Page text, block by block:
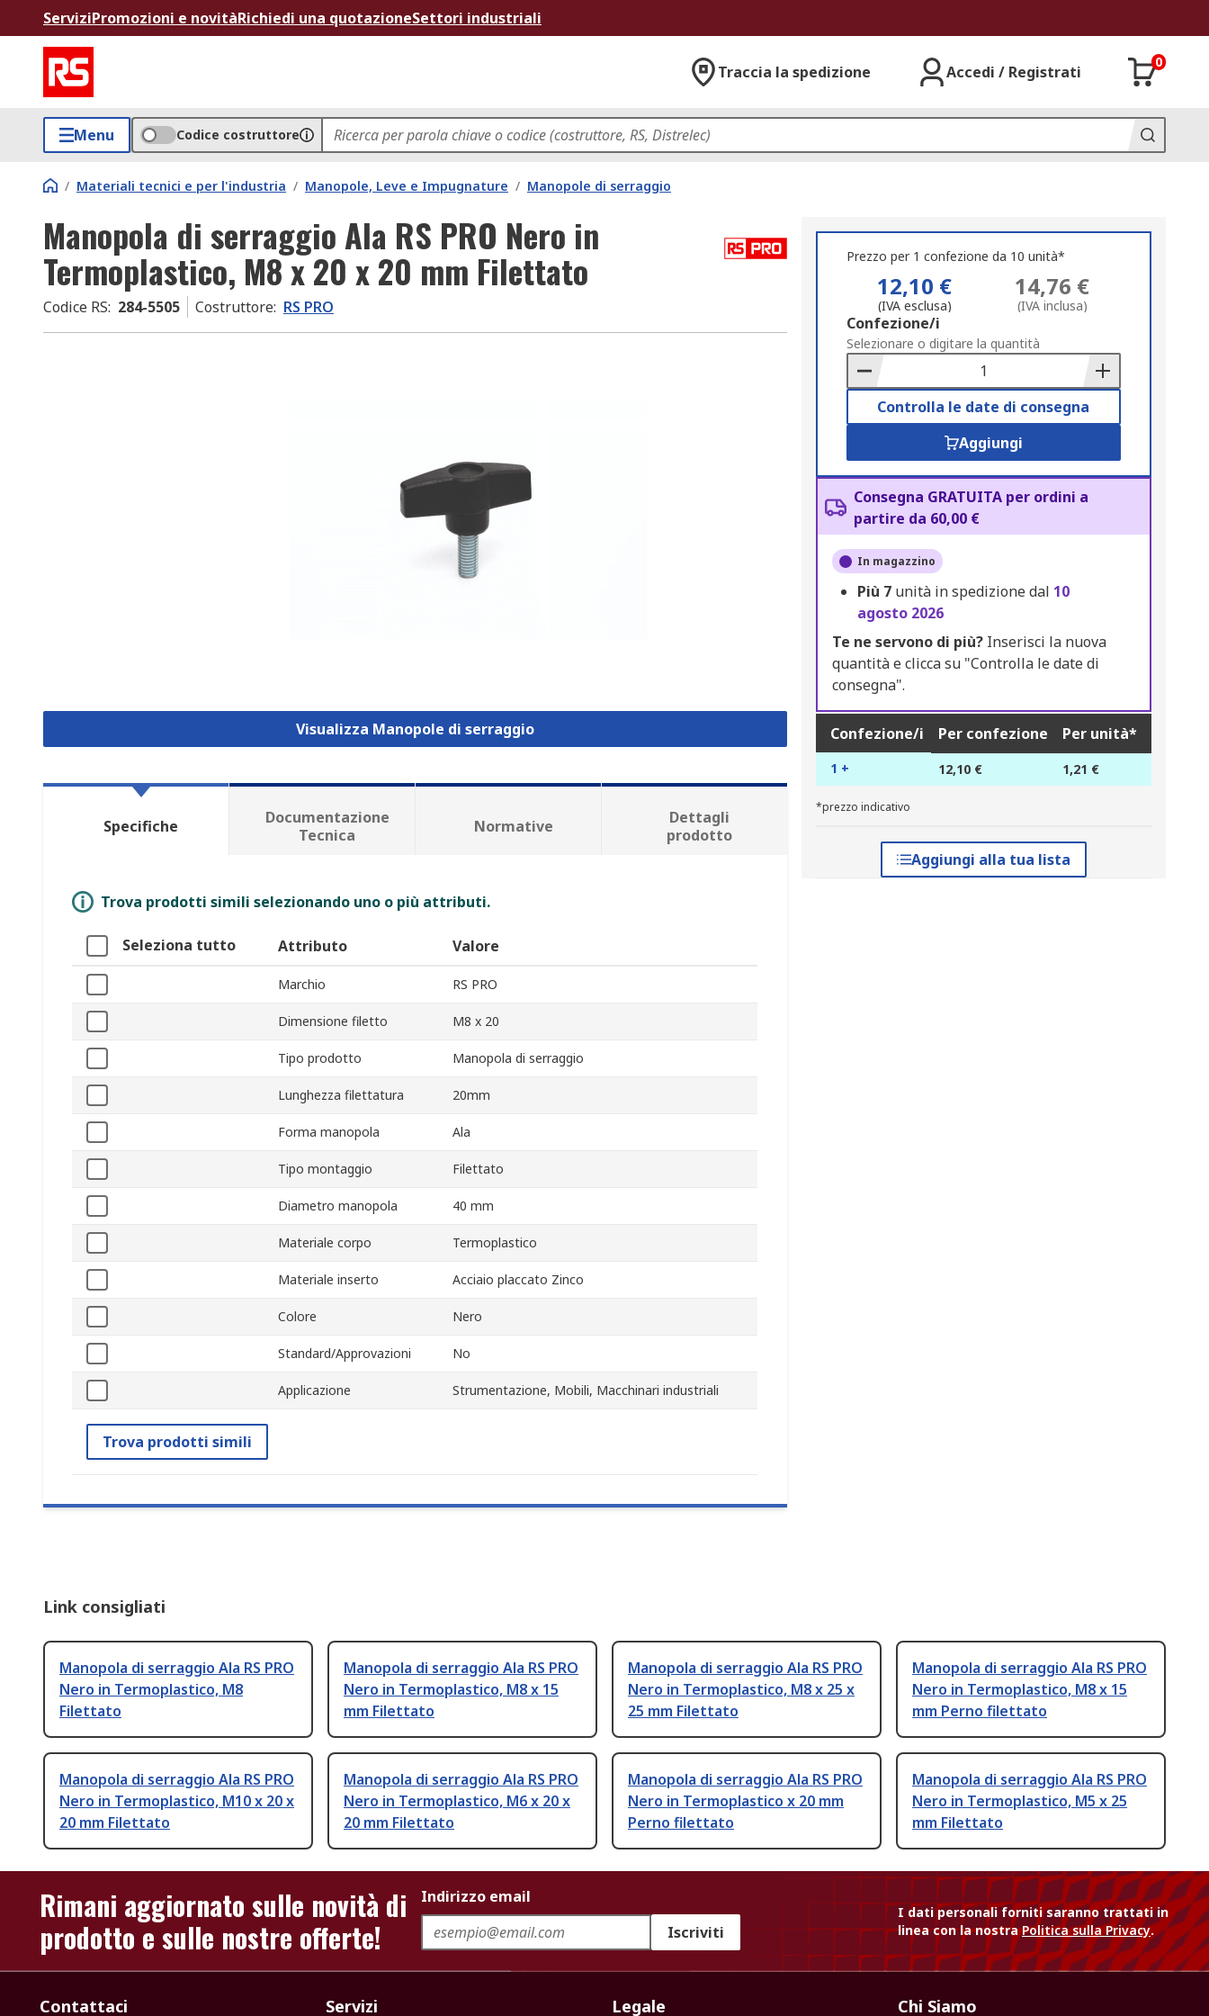
ServiziPromozioni e novitàRichiedi una quotazioneSettori industriali
Traccia la spedizione Accedi / Registrati
0
Menu Codice costruttore
/ Materiali tecnici e per l'industria / Manopole, Leve e Impugnature / Manopole di serraggio
Manopola di serraggio Ala RS PRO Nero in
Termoplastico, M8 x 20 x 20 mm Filettato
Codice RS: 284-5505 Costruttore: RS PRO
Visualizza Manopole di serraggio
Prezzo per 1 confezione da 10 unità*
12,10 €
(IVA esclusa)
14,76 €
(IVA inclusa)
Add
to
Basket
Confezione/i
Selezionare o digitare la quantità
Controlla le date di consegna
Aggiungi
Consegna GRATUITA per ordini a
partire da 60,00 €
In magazzino
Più 7 unità in spedizione dal 10
agosto 2026
Te ne servono di più?Inserisci la nuova
quantità e clicca su "Controlla le date di
consegna".
Confezione/i Per confezione Per unità*
1 + 12,10 € 1,21 €
*prezzo indicativo
Aggiungi alla tua lista
Specifiche
Documentazione
Tecnica
Normative
Dettagli
prodotto
Trova prodotti simili selezionando uno o più attributi.
Seleziona tutto Attributo Valore
Marchio RS PRO
Dimensione filetto M8 x 20
Tipo prodotto Manopola di serraggio
Lunghezza filettatura 20mm
Forma manopola Ala
Tipo montaggio Filettato
Diametro manopola 40 mm
Materiale corpo Termoplastico
Materiale inserto Acciaio placcato Zinco
Colore Nero
Standard/Approvazioni No
Applicazione Strumentazione, Mobili, Macchinari industriali
Trova prodotti simili
Link consigliati
Manopola di serraggio Ala RS PRO
Nero in Termoplastico, M8
Filettato
Manopola di serraggio Ala RS PRO
Nero in Termoplastico, M8 x 15
mm Filettato
Manopola di serraggio Ala RS PRO
Nero in Termoplastico, M8 x 25 x
25 mm Filettato
Manopola di serraggio Ala RS PRO
Nero in Termoplastico, M8 x 15
mm Perno filettato
Manopola di serraggio Ala RS PRO
Nero in Termoplastico, M10 x 20 x
20 mm Filettato
Manopola di serraggio Ala RS PRO
Nero in Termoplastico, M6 x 20 x
20 mm Filettato
Manopola di serraggio Ala RS PRO
Nero in Termoplastico x 20 mm
Perno filettato
Manopola di serraggio Ala RS PRO
Nero in Termoplastico, M5 x 25
mm Filettato
Rimani aggiornato sulle novità di
prodotto e sulle nostre offerte!
Indirizzo email
Iscriviti
I dati personali forniti saranno trattati in
linea con la nostraPolitica sulla Privacy.
Contattaci Servizi Legale Chi Siamo